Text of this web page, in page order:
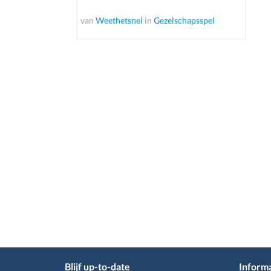
van Weethetsnel in Gezelschapsspel
Blijf up-to-date